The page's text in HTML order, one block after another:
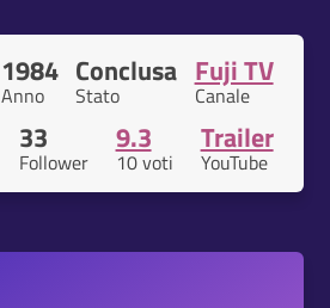
1984
Anno
Conclusa
Stato
Fuji TV
Canale
33
Follower
9.3
10 voti
Trailer
YouTube